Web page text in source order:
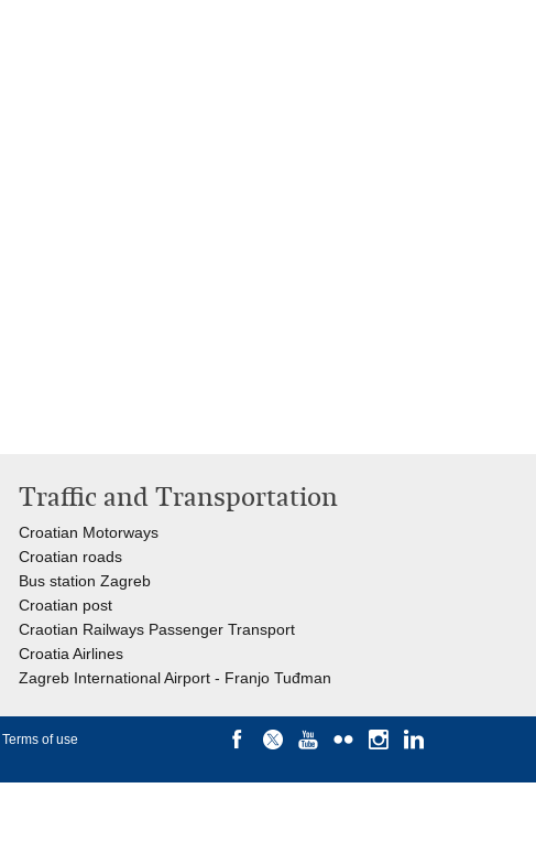
Traffic and Transportation
Croatian Motorways
Croatian roads
Bus station Zagreb
Croatian post
Craotian Railways Passenger Transport
Croatia Airlines
Zagreb International Airport - Franjo Tuđman
Terms of use